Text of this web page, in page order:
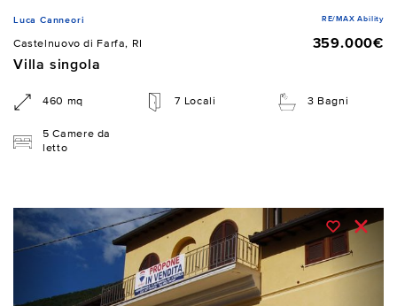
Luca Canneori RE/MAX Ability
Castelnuovo di Farfa, RI
359.000€
Villa singola
460 mq 7 Locali 3 Bagni
5 Camere da
letto